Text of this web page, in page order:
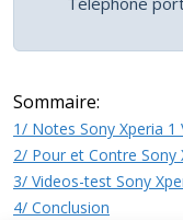
Sommaire:
1/ Notes Sony Xperia 1
2/ Pour et Contre Sony
3/ Videos-test Sony
4/ Conclusion